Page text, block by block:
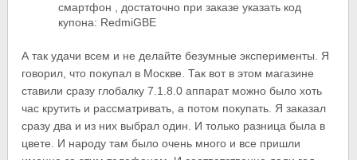
смартфон , достаточно при заказе указать код
купона: RedmiGBE
А так удачи всем и не делайте безумные эксперименты. Я
говорил, что покупал в Москве. Так вот в этом магазине
ставили сразу глобалку 7.1.8.0 аппарат можно было хоть
час крутить и рассматривать, а потом покупать. Я заказал
сразу два и из них выбрал один. И только разница была в
цвете. И народу там было очень много и все пришли